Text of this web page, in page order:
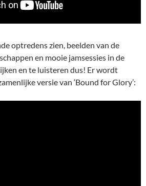
optredens zien, beelden van de
en mooie jamsessies in de
en te luisteren dus! Er wordt
versie van ‘Bound for Glory’: